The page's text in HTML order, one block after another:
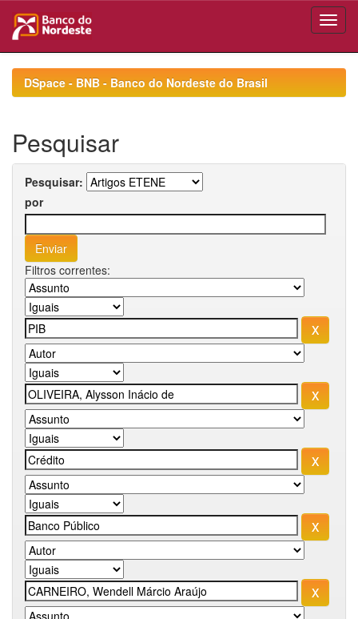
navigationDSpace - BNB - Banco do Nordeste do Brasil
Pesquisar
Pesquisar:
por
Filtros correntes: